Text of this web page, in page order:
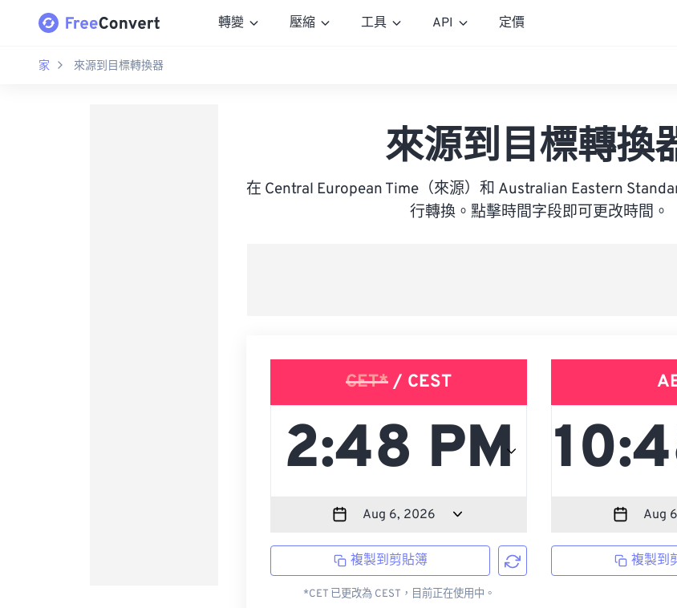
轉變 壓縮 工具 API 定價
家 來源到目標轉換器
來源到目標轉換
在 Central European Time（來源）和 Australian Eastern
行轉換。點擊時間字段即可更改時間。
CET* / CEST
複製到剪貼簿
*CET 已更改為 CEST，目前正在使用中。
複製到